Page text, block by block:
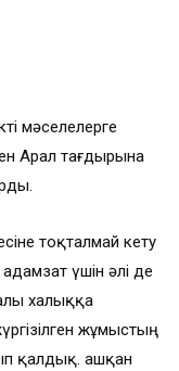
мәселелерге
Арал тағдырына
тоқталмай кету
үшін әлі де
халыққа
жұмыстың
қалдық. Қашқан